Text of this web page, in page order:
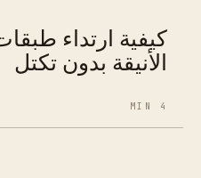
كيفية ارتداء
الأنيقة بدون تكتل
4 MIN